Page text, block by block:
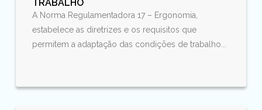
TRABALHO
A Norma Regulamentadora 17 – Ergonomia,
estabelece as diretrizes e os requisitos que
permitem a adaptação das condições de trabalho...